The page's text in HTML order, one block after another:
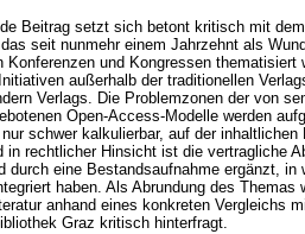
Beitrag setzt sich betont kritisch mit
seit nunmehr einem Jahrzehnt als
Konferenzen und Kongressen
außerhalb der traditionellen
Verlags. Die Problemzonen der von
Open-Access-Modelle werden
schwer kalkulierbar, auf der
in rechtlicher Hinsicht ist die vertragliche
durch eine Bestandsaufnahme ergänzt,
haben. Als Abrundung des
anhand eines konkreten Vergleichs
Graz kritisch hinterfragt.